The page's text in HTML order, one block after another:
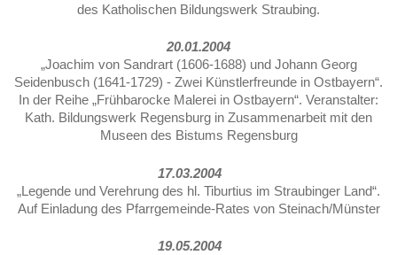
des Katholischen Bildungswerk Straubing.
20.01.2004
„Joachim von Sandrart (1606-1688) und Johann Georg
Seidenbusch (1641-1729) - Zwei Künstlerfreunde in Ostbayern“.
In der Reihe „Frühbarocke Malerei in Ostbayern“. Veranstalter:
Kath. Bildungswerk Regensburg in Zusammenarbeit mit den
Museen des Bistums Regensburg
17.03.2004
„Legende und Verehrung des hl. Tiburtius im Straubinger Land“.
Auf Einladung des Pfarrgemeinde-Rates von Steinach/Münster
19.05.2004